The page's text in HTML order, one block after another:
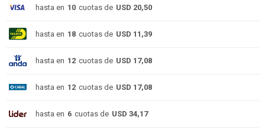
hasta en 10 cuotas de USD 20,50
hasta en 18 cuotas de USD 11,39
hasta en 12 cuotas de USD 17,08
hasta en 12 cuotas de USD 17,08
hasta en 6 cuotas de USD 34,17